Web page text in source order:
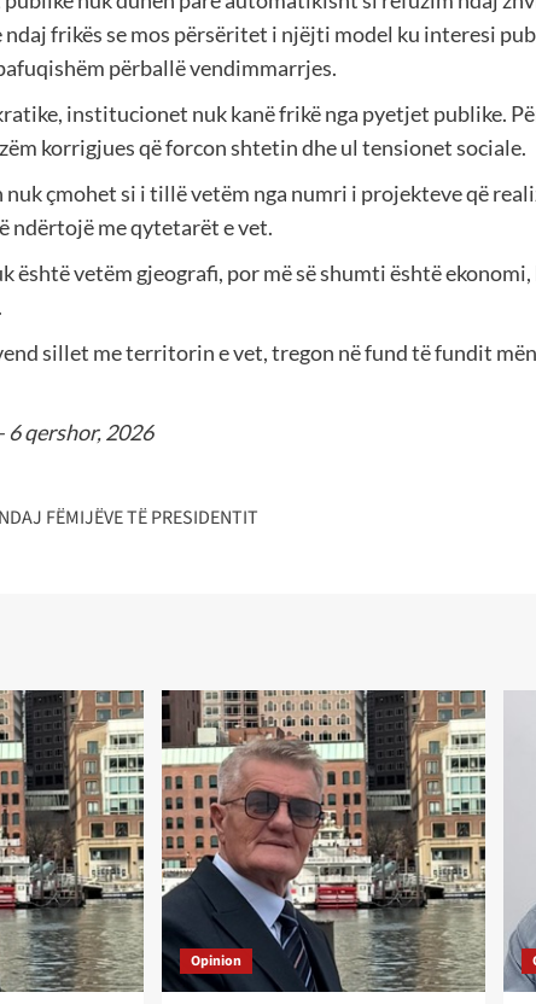
frikës se mos përsëritet i njëjti model ku interesi
përballë vendimmarrjes.
institucionet nuk kanë frikë nga pyetjet publike.
korrigjues që forcon shtetin dhe ul tensionet sociale.
çmohet si i tillë vetëm nga numri i projekteve që
ndërtojë me qytetarët e vet.
është vetëm gjeografi, por më së shumti është
sillet me territorin e vet, tregon në fund të fundit
6 qershor, 2026
FËMIJËVE TË PRESIDENTIT
Opinion